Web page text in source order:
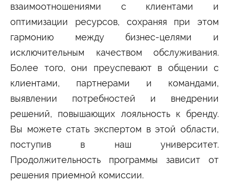
Заочная форма обучения
Мероприятия
Дни открытых дверей
Выездные студенческие мероприятия
Университетские субботы
Контакты
Администрация Приёмная комиссия
взаимоотношениями с клиентами и
оптимизации ресурсов, сохраняя при этом
гармонию между бизнес-целями и
исключительным качеством обслуживания.
Более того, они преуспевают в общении с
клиентами, партнерами и командами,
выявлении потребностей и внедрении
решений, повышающих лояльность к бренду.
Вы можете стать экспертом в этой области,
поступив в наш университет.
Продолжительность программы зависит от
решения приемной комиссии.